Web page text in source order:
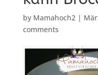
by Mamahoch2|
comments